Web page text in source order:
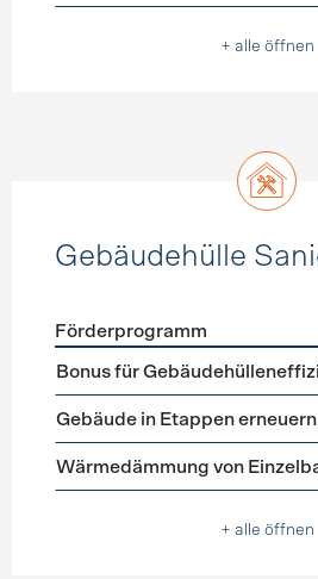
+ alle öffnen
Gebäudehülle
Förderprogramme
Förderprogramm
Bonus für
Gebäude in Etappen erneuern
Wärmedämmung von
+ alle öffnen